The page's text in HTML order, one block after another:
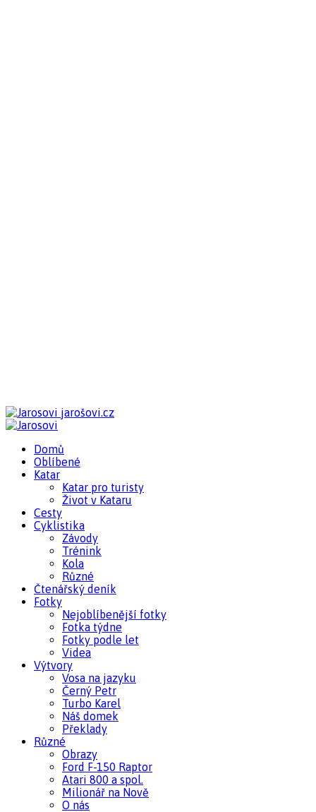
jarošovi.cz
Domů
Oblíbené
Katar
Katar pro turisty
Život v Kataru
Cesty
Cyklistika
Závody
Trénink
Kola
Různé
Čtenářský deník
Fotky
Nejoblíbenější fotky
Fotka týdne
Fotky podle let
Videa
Výtvory
Vosa na jazyku
Černý Petr
Turbo Karel
Náš domek
Překlady
Různé
Obrazy
Ford F-150 Raptor
Atari 800 a spol.
Milionář na Nově
O nás